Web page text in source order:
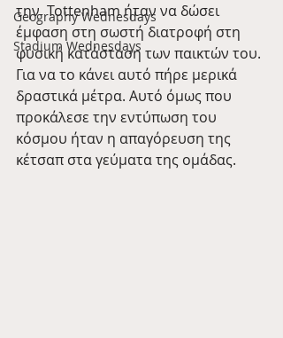
Geography Wednesdays
Stadium Wednesdays
την  Tottenham ήταν να δώσει
έμφαση στη σωστή διατροφή στη
φυσική κατάσταση των παικτών του.
Για να το κάνει αυτό πήρε μερικά
δραστικά μέτρα. Αυτό όμως που
προκάλεσε την εντύπωση του
κόσμου ήταν η απαγόρευση της
κέτσαπ στα γεύματα της ομάδας.